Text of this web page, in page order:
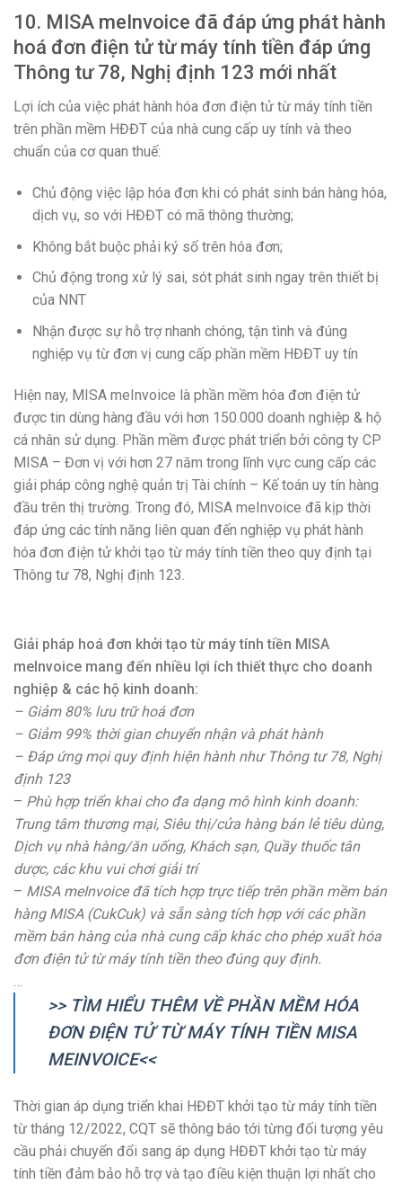
10. MISA meInvoice đã đáp ứng phát hành
hoá đơn điện tử từ máy tính tiền đáp ứng
Thông tư 78, Nghị định 123 mới nhất
Lợi ích của việc phát hành hóa đơn điện tử từ máy tính tiền
trên phần mềm HĐĐT của nhà cung cấp uy tính và theo
chuẩn của cơ quan thuế:
Chủ động việc lập hóa đơn khi có phát sinh bán hàng hóa,
dịch vụ, so với HĐĐT có mã thông thường;
Không bắt buộc phải ký số trên hóa đơn;
Chủ động trong xử lý sai, sót phát sinh ngay trên thiết bị
của NNT
Nhận được sự hỗ trợ nhanh chóng, tận tình và đúng
nghiệp vụ từ đơn vị cung cấp phần mềm HĐĐT uy tín
Hiện nay, MISA meInvoice là phần mềm hóa đơn điện tử
được tin dùng hàng đầu với hơn 150.000 doanh nghiệp & hộ
cá nhân sử dụng. Phần mềm được phát triển bởi công ty CP
MISA – Đơn vị với hơn 27 năm trong lĩnh vực cung cấp các
giải pháp công nghệ quản trị Tài chính – Kế toán uy tín hàng
đầu trên thị trường. Trong đó, MISA meInvoice đã kịp thời
đáp ứng các tính năng liên quan đến nghiệp vụ phát hành
hóa đơn điện tử khởi tạo từ máy tính tiền theo quy định tại
Thông tư 78, Nghị định 123.
Giải pháp hoá đơn khởi tạo từ máy tính tiền MISA
meInvoice mang đến nhiều lợi ích thiết thực cho doanh
nghiệp & các hộ kinh doanh:
– Giảm 80% lưu trữ hoá đơn
– Giảm 99% thời gian chuyển nhận và phát hành
– Đáp ứng mọi quy định hiện hành như Thông tư 78, Nghị
định 123
– Phù hợp triển khai cho đa dạng mô hình kinh doanh:
Trung tâm thương mại, Siêu thị/cửa hàng bán lẻ tiêu dùng,
Dịch vụ nhà hàng/ăn uống, Khách sạn, Quầy thuốc tân
dược, các khu vui chơi giải trí
– MISA meInvoice đã tích hợp trực tiếp trên phần mềm bán
hàng MISA (CukCuk) và sẵn sàng tích hợp với các phần
mềm bán hàng của nhà cung cấp khác cho phép xuất hóa
đơn điện tử từ máy tính tiền theo đúng quy định.
…
>> TÌM HIỂU THÊM VỀ PHẦN MỀM HÓA
ĐƠN ĐIỆN TỬ TỪ MÁY TÍNH TIỀN MISA
MEINVOICE<<
Thời gian áp dụng triển khai HĐĐT khởi tạo từ máy tính tiền
từ tháng 12/2022, CQT sẽ thông báo tới từng đối tượng yêu
cầu phải chuyển đổi sang áp dụng HĐĐT khởi tạo từ máy
tính tiền đảm bảo hỗ trợ và tạo điều kiện thuận lợi nhất cho